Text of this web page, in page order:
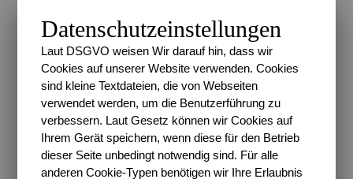
#Rezension
Sari / 25. November 2021 / 0 Kommentare
zweiten Tag unserer magischen Woche (der sich
Dank Schule etwas verschoben hat) dreht es sich
mal wieder – mehr oder weniger – rund um
Datenschutzeinstellungen
Laut DSGVO weisen Wir darauf hin, dass wir
Cookies auf unserer Website verwenden. Cookies
sind kleine Textdateien, die von Webseiten
verwendet werden, um die Benutzerführung zu
verbessern. Laut Gesetz können wir Cookies auf
Ihrem Gerät speichern, wenn diese für den Betrieb
dieser Seite unbedingt notwendig sind. Für alle
anderen Cookie-Typen benötigen wir Ihre Erlaubnis